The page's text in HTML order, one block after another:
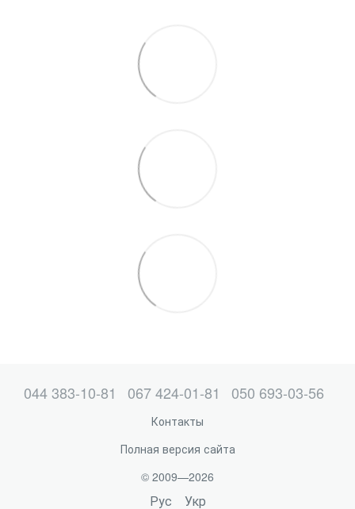
044 383-10-81 067 424-01-81 050 693-03-56
Контакты
Полная версия сайта
© 2009—2026
Рус Укр